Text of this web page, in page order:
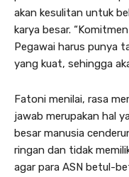
akan kesulitan untuk
karya besar.
Pegawai harus punya
yang kuat, sehingga
Fatoni menilai, rasa
jawab merupakan hal
besar manusia
ringan dan tidak
agar para ASN betul-